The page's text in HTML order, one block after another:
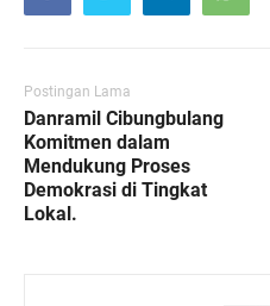
Postingan Lama
Danramil Cibungbulang
Komitmen dalam
Mendukung Proses
Demokrasi di Tingkat
Lokal.